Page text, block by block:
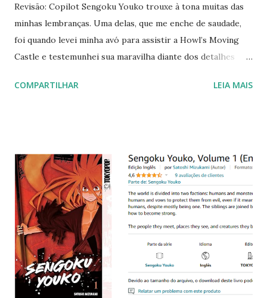
Revisão: Copilot Sengoku Youko trouxe à tona muitas das
minhas lembranças. Uma delas, que me enche de saudade,
foi quando levei minha avó para assistir a Howl’s Moving
Castle e testemunhei sua maravilha diante dos detalhes
Durante a semana de Sengoku Youko , aprendi uma lição
do print: 03/04/2024 Howl’s Moving Castle (ou O Castelo
Animado em algumas traduções) é um filme de animação
japonês lançado em 2004 , escrito e dirigido por Hayao
Miyazaki . O filme é baseado de forma livre no romance
homônimo de 1986 , escrito pela autora britânica Diana
Wynne Jones . A história se passa em um reino fictício onde
a magia e a tecnologia do início do século XX coexistem, em
meio a uma guerra com outro reino. A protagonista,
Sophie , é uma jovem chapelaria que é transformad...
COMPARTILHAR LEIA MAIS